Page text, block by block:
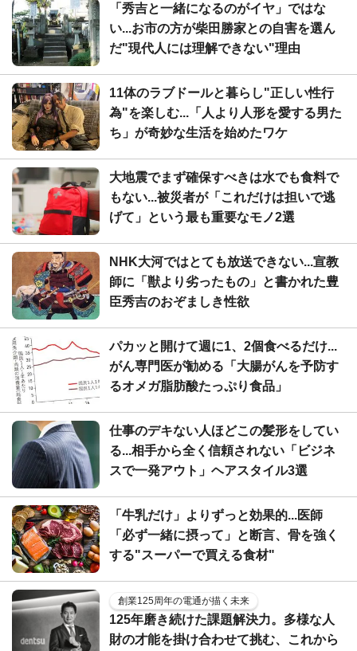
「秀吉と一緒になるのがイヤ」ではな
い...お市の方が柴田勝家との自害を選ん
だ"現代人には理解できない"理由
11体のラブドールと暮らし"正しい性行
為"を楽しむ...「人より人形を愛する男た
ち」が奇妙な生活を始めたワケ
大地震でまず確保すべきは水でも食料で
もない...被災者が「これだけは担いで逃
げて」という最も重要なモノ2選
NHK大河ではとても放送できない...宣教
師に「獣より劣ったもの」と書かれた豊
臣秀吉のおぞましき性欲
パカッと開けて週に1、2個食べるだけ...
がん専門医が勧める「大腸がんを予防す
るオメガ脂肪酸たっぷり食品」
仕事のデキない人ほどこの髪形をしてい
る...相手から全く信頼されない「ビジネ
スで一発アウト」ヘアスタイル3選
「牛乳だけ」よりずっと効果的...医師
「必ず一緒に摂って」と断言、骨を強く
する"スーパーで買える食材"
創業125周年の電通が描く未来
125年磨き続けた課題解決力。多様な人
財の才能を掛け合わせて挑む、これから